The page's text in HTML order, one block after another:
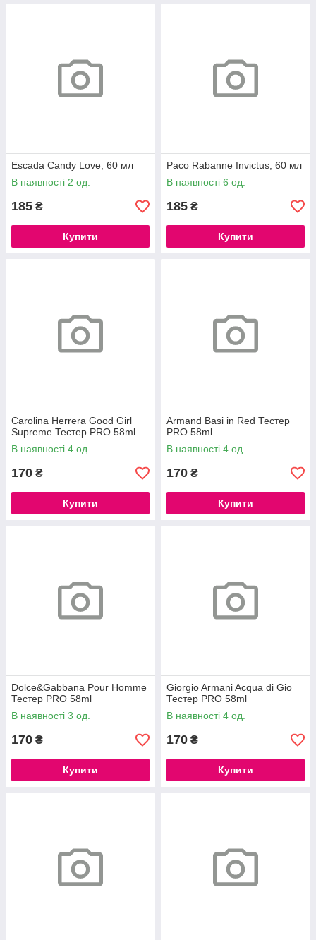
Escada Candy Love, 60 мл
В наявності 2 од.
185 ₴
Купити
Paco Rabanne Invictus, 60 мл
В наявності 6 од.
185 ₴
Купити
Carolina Herrera Good Girl
Supreme Тестер PRO 58ml
В наявності 4 од.
170 ₴
Купити
Armand Basi in Red Тестер
PRO 58ml
В наявності 4 од.
170 ₴
Купити
Dolce&Gabbana Pour Homme
Тестер PRO 58ml
В наявності 3 од.
170 ₴
Купити
Giorgio Armani Acqua di Gio
Тестер PRO 58ml
В наявності 4 од.
170 ₴
Купити